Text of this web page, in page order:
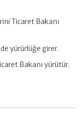
Ticaret Bakanı
yürürlüğe girer.
Bakanı yürütür.